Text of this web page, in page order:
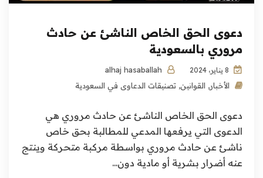
دعوى الحق الخاص الناشئ عن حادث
مروري بالسعودية
الأخبار, القوانين, تصنيقات الدعاوى في السعودية
دعوى الحق الخاص الناشئ عن حادث مروري هي
الدعوى التي يرفعها المدعي للمطالبة بحق خاص
ناشئ عن حادث مروري بواسطة مركبة متحركة وينتج
عنه أضرار بشرية أو مادية دون...